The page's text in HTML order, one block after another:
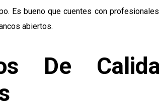
Es bueno que cuentes con
abiertos.
De